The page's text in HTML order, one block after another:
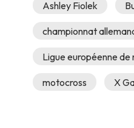
Ashley Fiolek
championnat
Ligue européenne
motocross X